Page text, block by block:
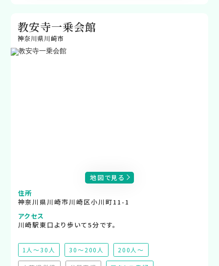
教安寺一乗会館
神奈川県川崎市
地図で見る
住所
神奈川県川崎市川崎区小川町11-1
アクセス
川崎駅東口より歩いて5分です。
1人～30人 30～200人 200人～